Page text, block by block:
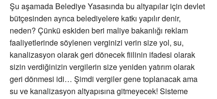
Şu aşamada Belediye Yasasında bu altyapılar için devlet
bütçesinden ayrıca belediyelere katkı yapılır denir,
neden? Çünkü eskiden beri maliye bakanlığı reklam
faaliyetlerinde söylenen verginizi verin size yol, su,
kanalizasyon olarak geri dönecek fiilinin ifadesi olarak
sizin verdiğinizin vergilerin size yeniden yatırım olarak
geri dönmesi idi… Şimdi vergiler gene toplanacak ama
su ve kanalizasyon altyapısına gitmeyecek! Sisteme